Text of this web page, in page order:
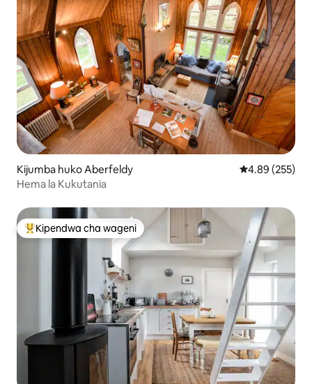
Kijumba huko Aberfeldy Ukadiriaji wa
4.89 (255)
Hema la Kukutania
Kipendwa maarufu cha wageni
Kipendwa cha wageni